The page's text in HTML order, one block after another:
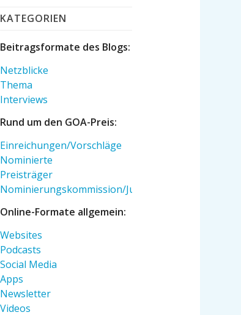
KATEGORIEN
Beitragsformate des Blogs:
Netzblicke
Thema
Interviews
Rund um den GOA-Preis:
Einreichungen/Vorschläge
Nominierte
Preisträger
Nominierungskommission/Jury
Online-Formate allgemein:
Websites
Podcasts
Social Media
Apps
Newsletter
Videos